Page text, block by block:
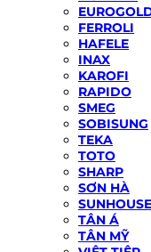
FERROLI
HAFELE
INAX
KAROFI
RAPIDO
SMEG
SOBISUNG
TEKA
TOTO
SHARP
SƠN HÀ
SUNHOUSE
TÂN Á
TÂN MỸ